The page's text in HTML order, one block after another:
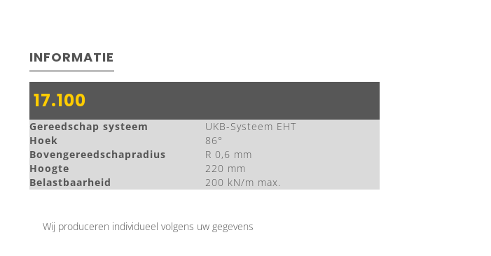
INFORMATIE
17.100
Gereedschap systeem
UKB-Systeem EHT
Hoek
86°
Bovengereedschapradius
R 0,6 mm
Hoogte
220 mm
Belastbaarheid
200 kN/m max.
Wij produceren individueel volgens uw gegevens